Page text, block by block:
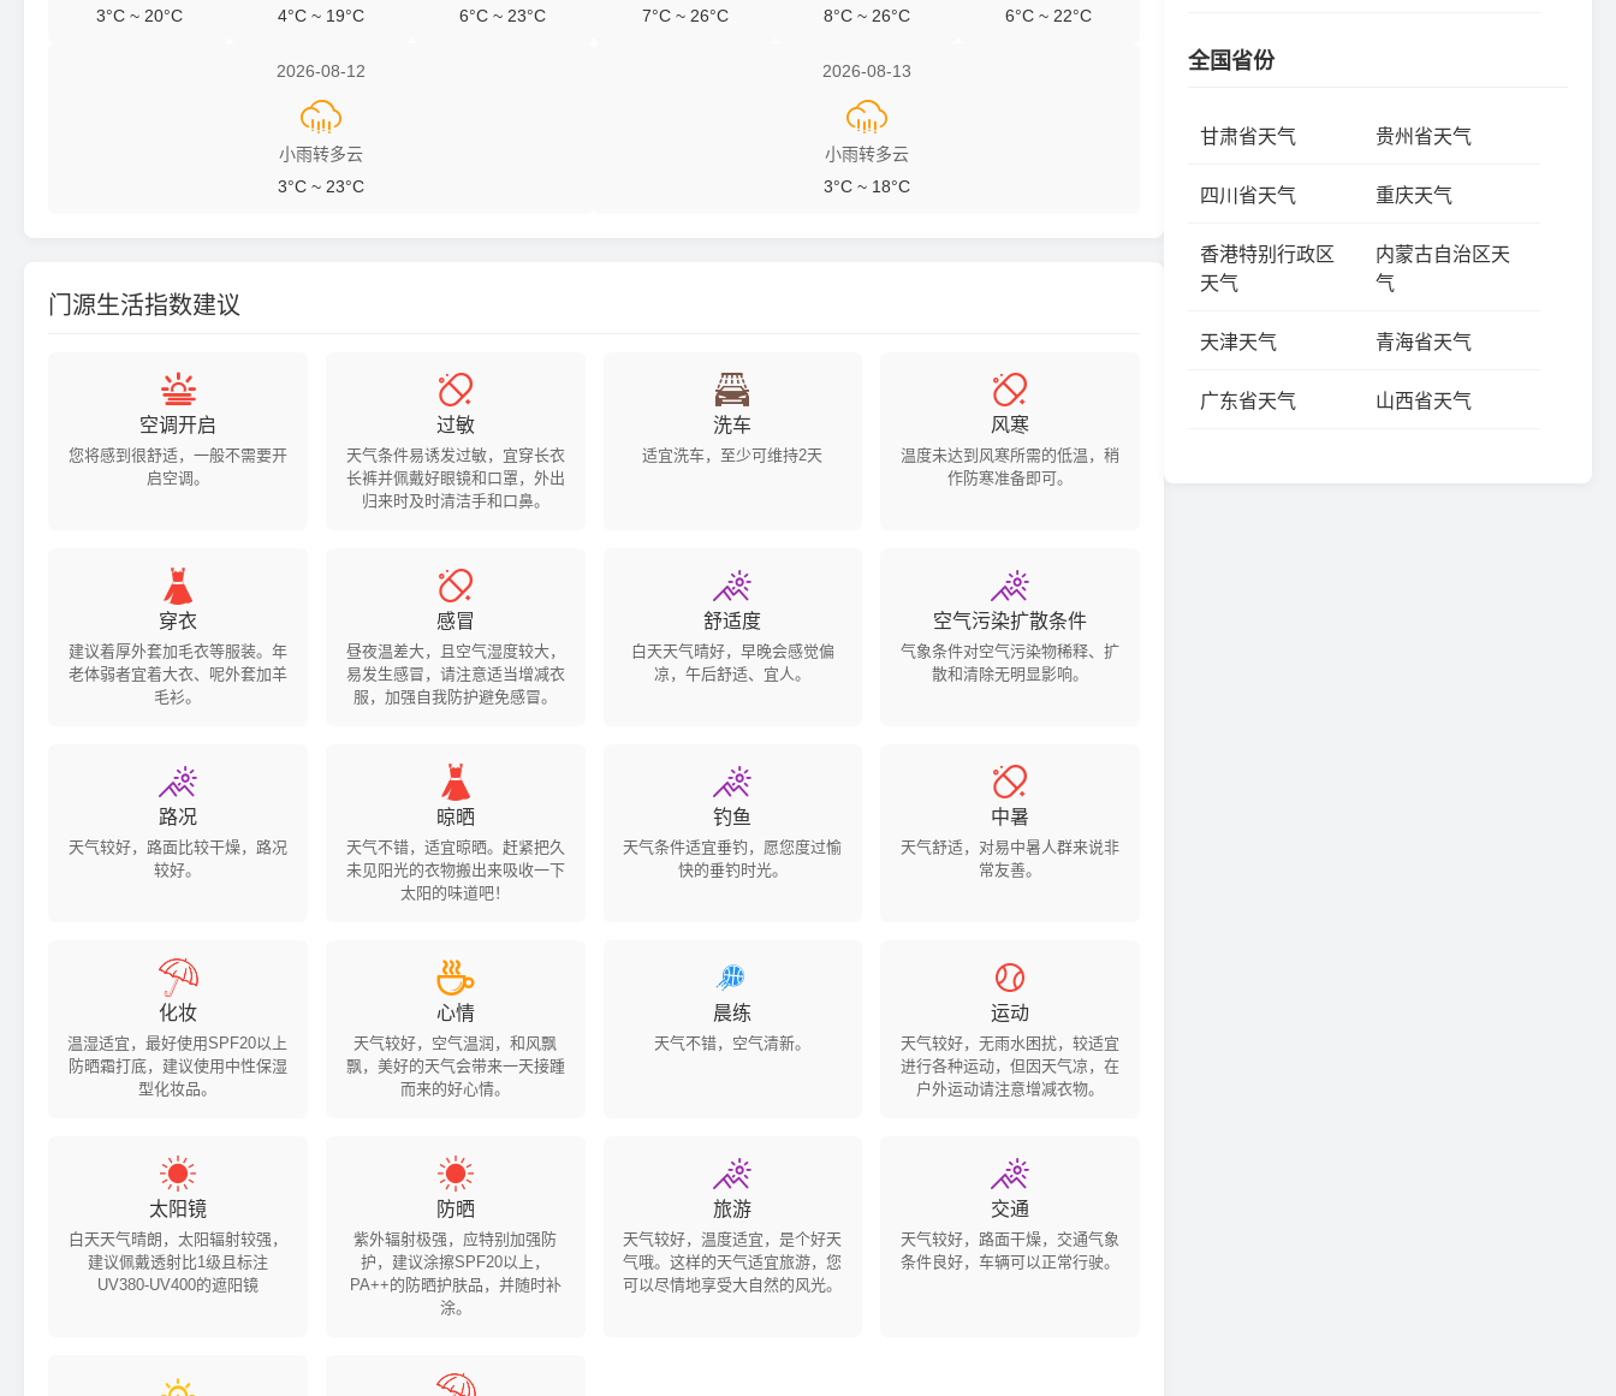
3°C ~ 20°C
4°C ~ 19°C
6°C ~ 23°C
7°C ~ 26°C
8°C ~ 26°C
6°C ~ 22°C
2026-08-12

小雨转多云
3°C ~ 23°C
2026-08-13

小雨转多云
3°C ~ 18°C
门源生活指数建议

空调开启
您将感到很舒适，一般不需要开
启空调。

过敏
天气条件易诱发过敏，宜穿长衣
长裤并佩戴好眼镜和口罩，外出
归来时及时清洁手和口鼻。

洗车
适宜洗车，至少可维持2天

风寒
温度未达到风寒所需的低温，稍
作防寒准备即可。

穿衣
建议着厚外套加毛衣等服装。年
老体弱者宜着大衣、呢外套加羊
毛衫。

感冒
昼夜温差大，且空气湿度较大，
易发生感冒，请注意适当增减衣
服，加强自我防护避免感冒。

舒适度
白天天气晴好，早晚会感觉偏
凉，午后舒适、宜人。

空气污染扩散条件
气象条件对空气污染物稀释、扩
散和清除无明显影响。

路况
天气较好，路面比较干燥，路况
较好。

晾晒
天气不错，适宜晾晒。赶紧把久
未见阳光的衣物搬出来吸收一下
太阳的味道吧！

钓鱼
天气条件适宜垂钓，愿您度过愉
快的垂钓时光。

中暑
天气舒适，对易中暑人群来说非
常友善。

化妆
温湿适宜，最好使用SPF20以上
防晒霜打底，建议使用中性保湿
型化妆品。

心情
天气较好，空气温润，和风飘
飘，美好的天气会带来一天接踵
而来的好心情。

晨练
天气不错，空气清新。

运动
天气较好，无雨水困扰，较适宜
进行各种运动，但因天气凉，在
户外运动请注意增减衣物。

太阳镜
白天天气晴朗，太阳辐射较强，
建议佩戴透射比1级且标注
UV380-UV400的遮阳镜

防晒
紫外辐射极强，应特别加强防
护，建议涂擦SPF20以上，
PA++的防晒护肤品，并随时补
涂。

旅游
天气较好，温度适宜，是个好天
气哦。这样的天气适宜旅游，您
可以尽情地享受大自然的风光。

交通
天气较好，路面干燥，交通气象
条件良好，车辆可以正常行驶。
全国省份
甘肃省天气 贵州省天气
四川省天气 重庆天气
香港特别行政区
天气
内蒙古自治区天
气
天津天气 青海省天气
广东省天气 山西省天气